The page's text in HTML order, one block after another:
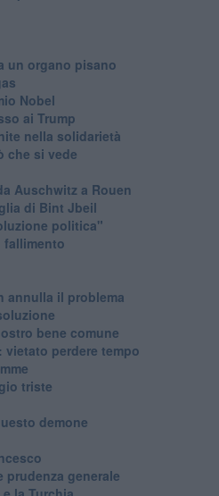
un organo pisano
Nobel
ai Trump
nella solidarietà
che si vede
Auschwitz a Rouen
di Bint Jbeil
politica"
fallimento
annulla il problema
bene comune
vietato perdere tempo
triste
demone
prudenza generale